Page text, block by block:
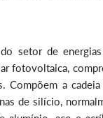
setor de
fotovoltaica,
Compõem a
de silício,